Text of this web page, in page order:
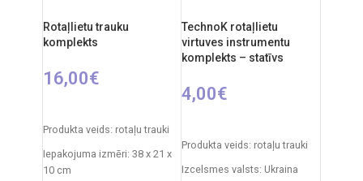
gadiem.
Rotaļlietu trauku
komplekts
16,00€
Produkta veids: rotaļu trauki
Iepakojuma izmēri: 38 x 21 x
10 cm
TechnoK rotaļlietu
virtuves instrumentu
komplekts – statīvs
4,00€
Produkta veids: rotaļu trauki
Izcelsmes valsts: Ukraina